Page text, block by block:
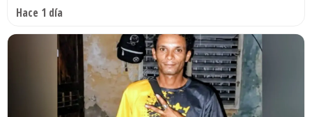
Hace 1 día